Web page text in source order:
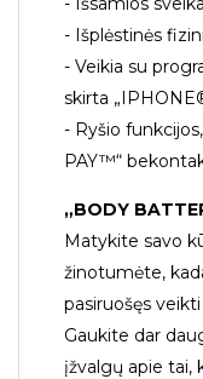
- Išplėstinės
- Veikia su
skirta
- Ryšio
PAY™“
„BODY
Matykite savo
žinotumėte,
pasiruošęs
Gaukite dar
įžvalgų apie tai,